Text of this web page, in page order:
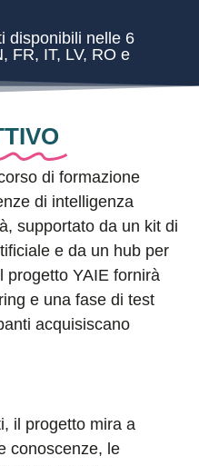
disponibili nelle 6
FR, IT, LV, RO e
di formazione
di intelligenza
supportato da un kit di
e da un hub per
progetto YAIE fornirà
e una fase di test
acquisiscano
il progetto mira a
conoscenze, le